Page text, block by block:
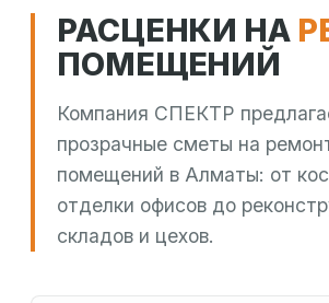
РАСЦЕНКИ НА
ПОМЕЩЕНИЙ
Компания СПЕКТР
прозрачные сметы на
помещений в Алматы: от
отделки офисов до
складов и цехов.